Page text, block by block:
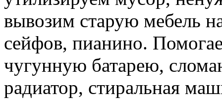
вывозим старую мебель
сейфов, пианино.
чугунную батарею,
радиатор, стиральная